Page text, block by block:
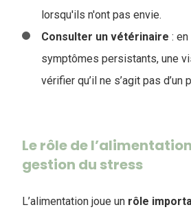
lorsqu'ils n'ont pas envie.
Consulter un vétérinaire :
symptômes persistants, une
vérifier qu’il ne s’agit pas d’un
Le rôle de
gestion du stress
L’alimentation joue un rôle